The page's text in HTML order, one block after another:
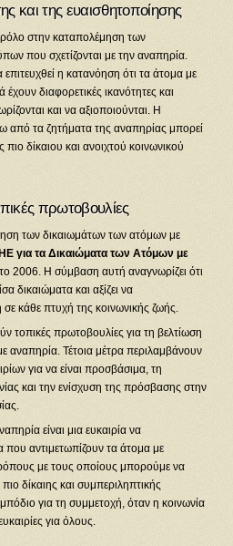
και της ευαισθητοποίησης
ρόλο στην καταπολέμηση των
που σχετίζονται με την αναπηρία.
η κατανόηση ότι τα άτομα με
έχουν διαφορετικές ικανότητες και
και να αξιοποιούνται. Η
από τα ζητήματα της αναπηρίας μπορεί
δίκαιου και ανοιχτού κοινωνικού
πρωτοβουλίες
των δικαιωμάτων των ατόμων με
για τα Δικαιώματα των Ατόμων με
2006. Η σύμβαση αυτή αναγνωρίζει ότι
δικαιώματα και αξίζει να
κάθε πτυχή της κοινωνικής ζωής.
τοπικές πρωτοβουλίες για τη βελτίωση
αναπηρία. Τέτοια μέτρα περιλαμβάνουν
για να είναι προσβάσιμα, τη
και την ενίσχυση της πρόσβασης στην
είναι μια ευκαιρία να
που αντιμετωπίζουν τα άτομα με
με τους οποίους μπορούμε να
δίκαιης και συμπεριληπτικής
για τη συμμετοχή, όταν η κοινωνία
για όλους.